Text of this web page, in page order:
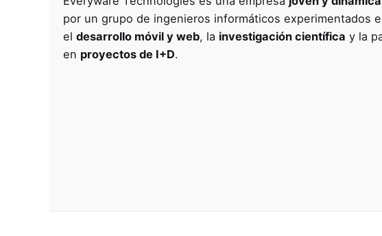
por un grupo de ingenieros informáticos experimentados
el desarrollo móvil y web, la investigación científica y la
en proyectos de I+D.